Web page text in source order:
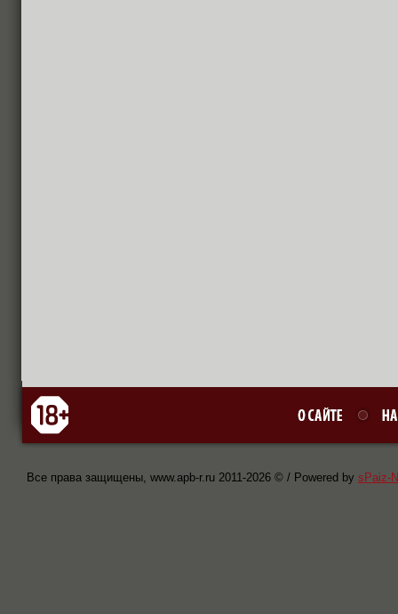
Все права защищены, www.apb-r.ru 2011-2026 © / Powered by sPaiz-